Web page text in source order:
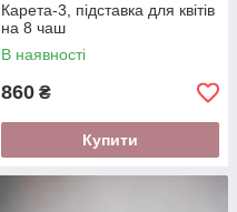
Карета-3, підставка для квітів
на 8 чаш
В наявності
860 ₴
Купити